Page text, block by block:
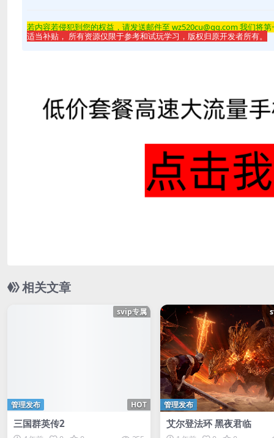
若内容若侵犯到您的权益，请发送邮件至 wz520cu@qq.com 我们将
适当补贴， 所有资源仅限于参考和试玩学习，版权归原开发者所有。
相关文章
svip专属
HOT
管理发布
三国群英传2
管理发布
艾尔登法环 黑夜君临